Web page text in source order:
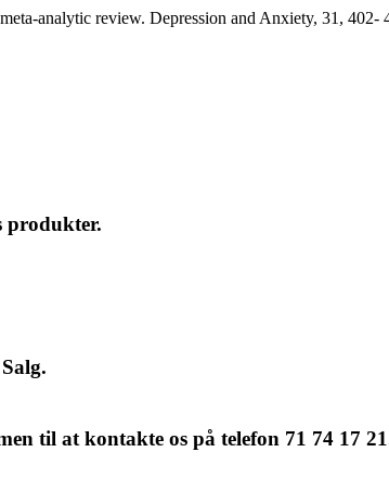
analytic review. Depression and Anxiety, 31, 402-
produkter.
til at kontakte os på telefon 71 74 17